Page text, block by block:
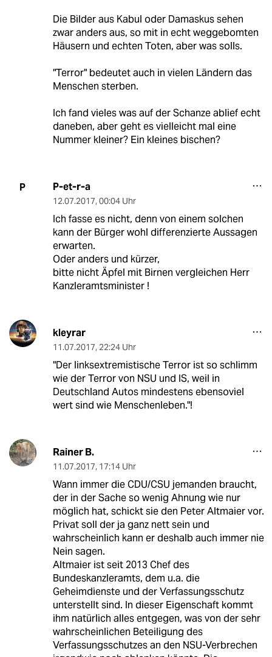
Die Bilder aus Kabul oder Damaskus sehen
zwar anders aus, so mit in echt weggebomten
Häusern und echten Toten, aber was solls.
"Terror" bedeutet auch in vielen Ländern das
Menschen sterben.
Ich fand vieles was auf der Schanze ablief echt
daneben, aber geht es vielleicht mal eine
Nummer kleiner? Ein kleines bischen?
P P-et-r-a
12.07.2017, 00:04 Uhr
Ich fasse es nicht, denn von einem solchen
kann der Bürger wohl differenzierte Aussagen
erwarten.
Oder anders und kürzer,
bitte nicht Äpfel mit Birnen vergleichen Herr
Kanzleramtsminister !
kleyrar
11.07.2017, 22:24 Uhr
"Der linksextremistische Terror ist so schlimm
wie der Terror von NSU und IS, weil in
Deutschland Autos mindestens ebensoviel
wert sind wie Menschenleben."!
Rainer B.
11.07.2017, 17:14 Uhr
Wann immer die CDU/CSU jemanden braucht,
der in der Sache so wenig Ahnung wie nur
möglich hat, schickt sie den Peter Altmaier vor.
Privat soll der ja ganz nett sein und
wahrscheinlich kann er deshalb auch immer nie
Nein sagen.
Altmaier ist seit 2013 Chef des
Bundeskanzleramts, dem u.a. die
Geheimdienste und der Verfassungsschutz
unterstellt sind. In dieser Eigenschaft kommt
ihm natürlich alles entgegen, was von der sehr
wahrscheinlichen Beteiligung des
Verfassungsschutzes an den NSU-Verbrechen